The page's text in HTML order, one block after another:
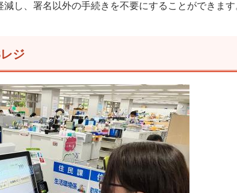
し、署名以外の手続きを不要にすることができます
ジ